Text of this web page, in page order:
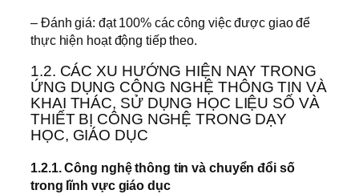
– Đánh giá: đạt 100% các công việc được giao để
thực hiện hoạt động tiếp theo.
1.2. CÁC XU HƯỚNG HIỆN NAY TRONG
ỨNG DỤNG CÔNG NGHỆ THÔNG TIN VÀ
KHAI THÁC, SỬ DỤNG HỌC LIỆU SỐ VÀ
THIẾT BỊ CÔNG NGHỆ TRONG DẠY
HỌC, GIÁO DỤC
1.2.1. Công nghệ thông tin và chuyển đổi số
trong lĩnh vực giáo dục